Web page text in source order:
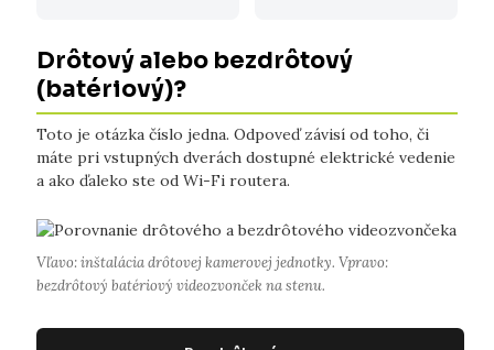
Drôtový alebo bezdrôtový
(batériový)?
Toto je otázka číslo jedna. Odpoveď závisí od toho, či
máte pri vstupných dverách dostupné elektrické vedenie
a ako ďaleko ste od Wi-Fi routera.
Vľavo: inštalácia drôtovej kamerovej jednotky. Vpravo:
bezdrôtový batériový videozvonček na stenu.